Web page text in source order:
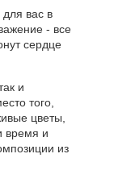
вас в
- все
сердце
и
того,
цветы,
время и
из